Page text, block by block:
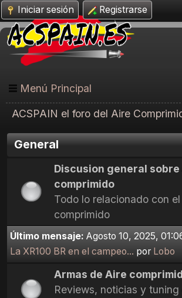
Iniciar sesión Registrarse
Menú Principal
ACSPAIN el foro del Aire
General
Discusion general sobre
comprimido
Todo lo relacionado con
comprimido
Último mensaje: Agosto 10, 2025,
La XR100 BR en el campeo... por Lobo
Armas de Aire
Reviews, noticias y tuning